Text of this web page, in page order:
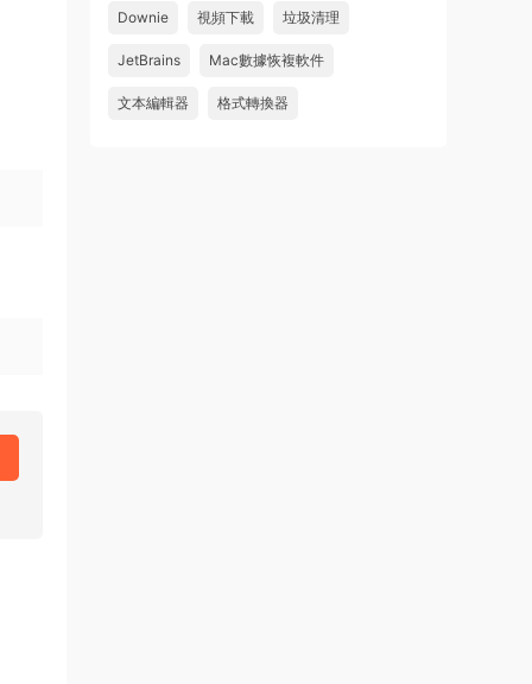
求spark desktop 破解版
來源： 求檔區
Downie 視頻下載 垃圾清理
JetBrains Mac數據恢複軟件
文本編輯器 格式轉換器